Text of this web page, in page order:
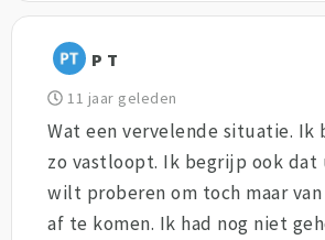
P T
11 jaar geleden
Wat een vervelende situatie. Ik
zo vastloopt. Ik begrijp ook dat
wilt proberen om toch maar
af te komen. Ik had nog niet